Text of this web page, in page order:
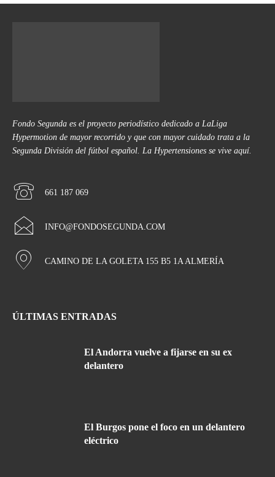
Fondo Segunda es el proyecto periodístico dedicado a LaLiga
Hypermotion de mayor recorrido y que con mayor cuidado trata a la
Segunda División del fútbol español. La Hypertensiones se vive aquí.
661 187 069
INFO@FONDOSEGUNDA.COM
CAMINO DE LA GOLETA 155 B5 1A ALMERÍA
ÚLTIMAS ENTRADAS
El Andorra vuelve a fijarse en su ex
delantero
El Burgos pone el foco en un delantero
eléctrico